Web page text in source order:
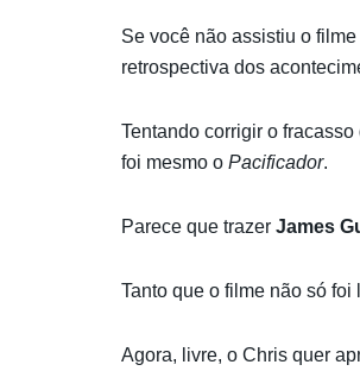
Se você não assistiu o filme
retrospectiva dos
Tentando corrigir o
foi mesmo o Pacificador.
Parece que trazer James
Tanto que o filme não só
Agora, livre, o Chris quer